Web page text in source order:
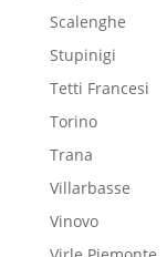
Scalenghe
Stupinigi
Tetti Francesi
Torino
Trana
Villarbasse
Vinovo